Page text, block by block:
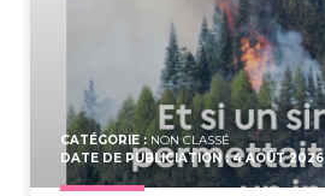
CATÉGORIE : NON CLASSÉ
DATE DE PUBLICIATION : 4 AOÛT 2026